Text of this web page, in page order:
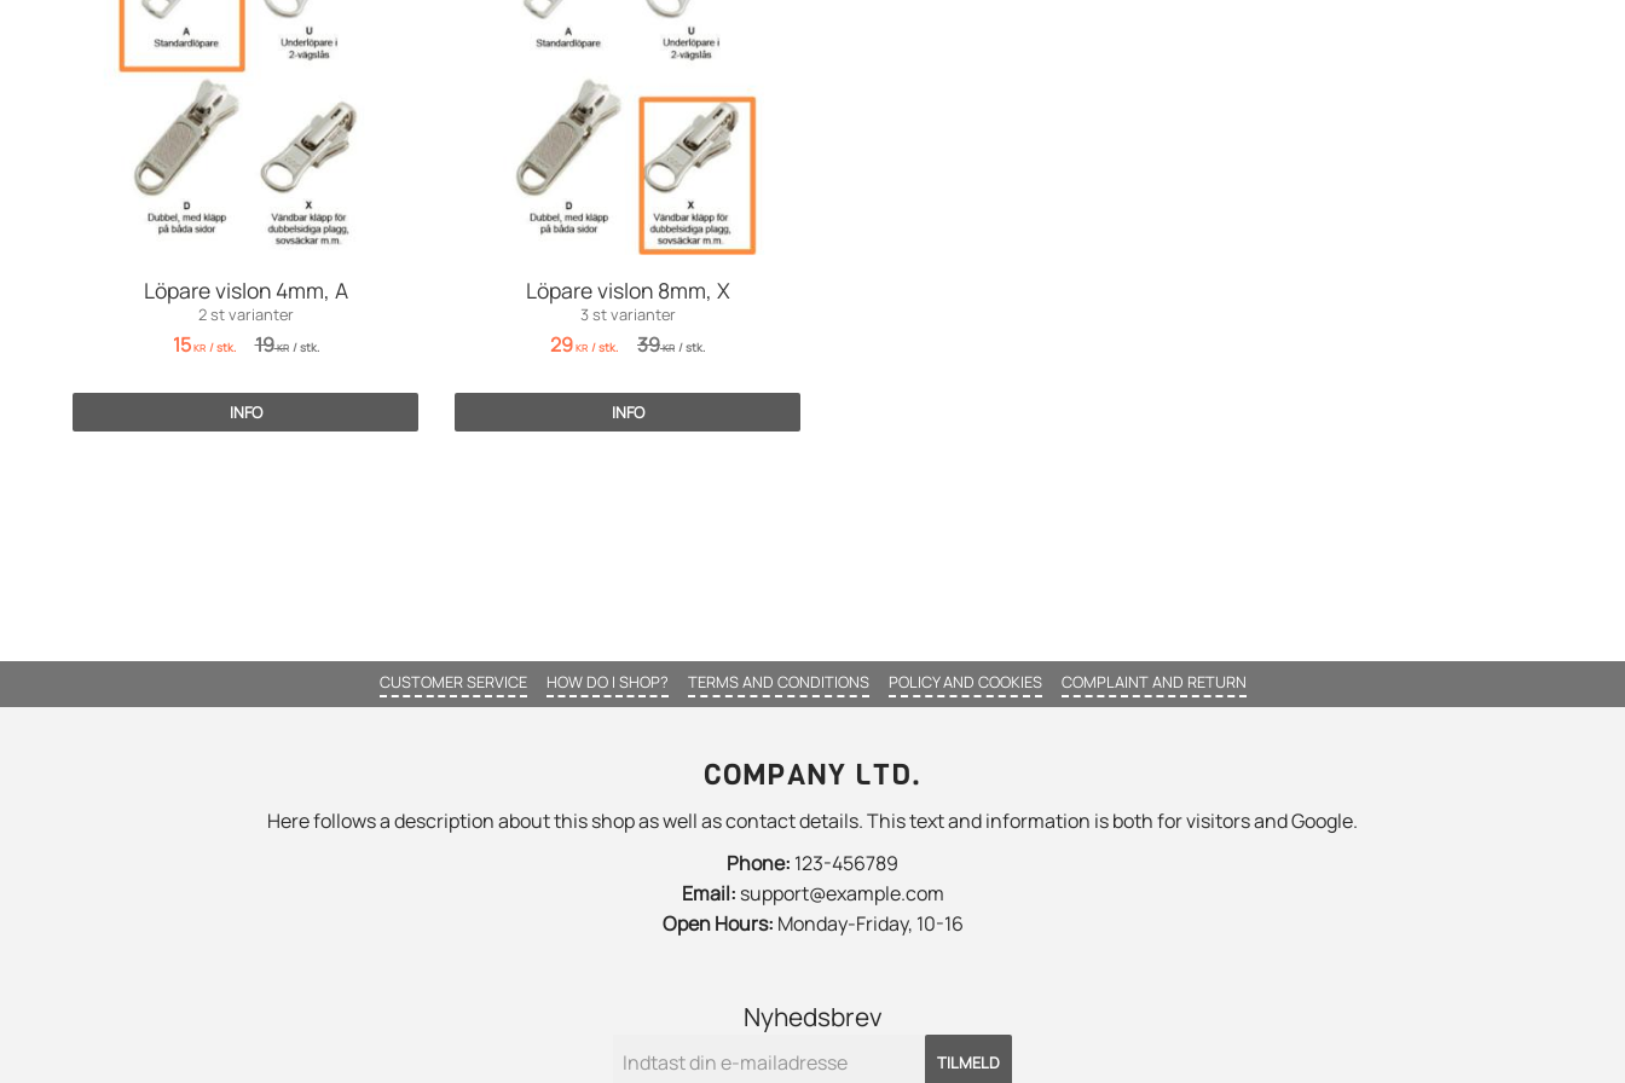
Löpare vislon 4mm, A
2 st varianter
15KR /stk. 19KR /stk.
INFO
Löpare vislon 8mm, X
3 st varianter
29KR /stk. 39KR /stk.
INFO
CUSTOMER SERVICE HOW DO I SHOP? TERMS AND CONDITIONS POLICY AND COOKIES COMPLAINT AND RETURN
COMPANY LTD.
Here follows a description about this shop as well as contact details. This text and information is both for visitors and Google.
Phone: 123-456789
Email: support@example.com
Open Hours: Monday-Friday, 10-16
Nyhedsbrev
TILMELD